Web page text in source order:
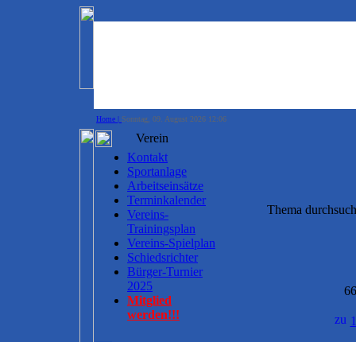
Home | Sonntag, 09. August 2026 12:06
Verein
Kontakt
Sportanlage
Arbeitseinsätze
Terminkalender
Vereins-
Trainingsplan
Vereins-Spielplan
Schiedsrichter
Bürger-Turnier
2025
Mitglied
werden!!!
Thema
1